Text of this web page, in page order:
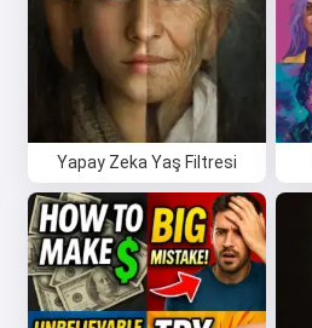
Yapay Zeka Yaş Filtresi